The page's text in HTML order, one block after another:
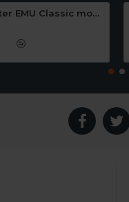
Ecumaster EMU Classic moottorinohjainlaite